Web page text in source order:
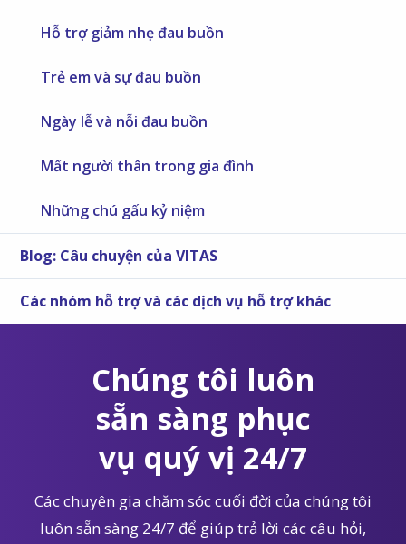
Hỗ trợ giảm nhẹ đau buồn
Trẻ em và sự đau buồn
Ngày lễ và nỗi đau buồn
Mất người thân trong gia đình
Những chú gấu kỷ niệm
Blog: Câu chuyện của VITAS
Các nhóm hỗ trợ và các dịch vụ hỗ trợ khác
Chúng tôi luôn
sẵn sàng phục
vụ quý vị 24/7
Các chuyên gia chăm sóc cuối đời của chúng tôi
luôn sẵn sàng 24/7 để giúp trả lời các câu hỏi,